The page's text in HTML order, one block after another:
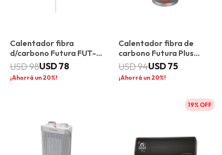
Calentador fibra
d/carbono Futura FUT-
CFC1500USD78
USD98
20
Calentador fibra de
carbono Futura Plus
FUT-CFC150
USD75
USD94
20
19